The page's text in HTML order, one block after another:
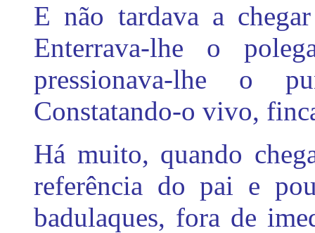
E não tardava a
Enterrava-lhe o
pressionava-lhe o
Constatando-o vivo,
Há muito, quando
referência do pai e
badulaques, fora de